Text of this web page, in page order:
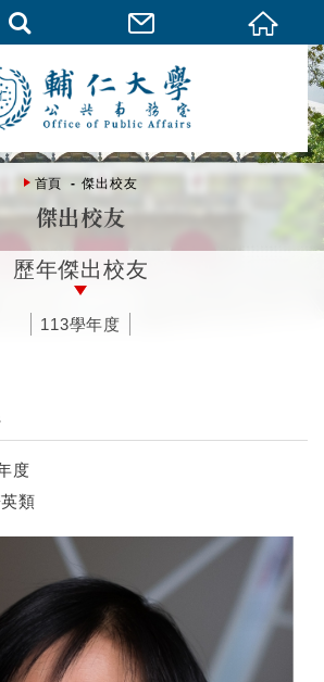
首頁 傑出校友
傑出校友
歷年傑出校友
113學年度
度
類